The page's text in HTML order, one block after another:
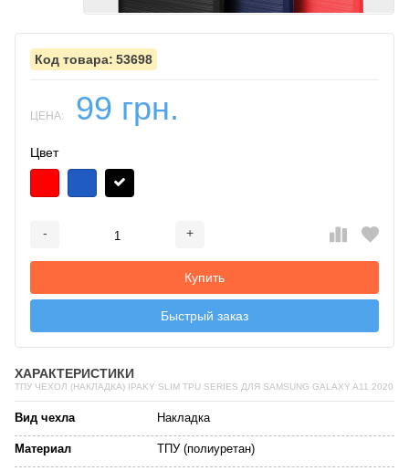
53698
ЦЕНА: 99 грн.
Цвет
- +
Купить
Быстрый заказ
ХАРАКТЕРИСТИКИ
ТПУ ЧЕХОЛ (НАКЛАДКА) IPAKY SLIM TPU SERIES ДЛЯ SAMSUNG GALAXY A11 2020
Вид чехла Накладка
Материал ТПУ (полиуретан)